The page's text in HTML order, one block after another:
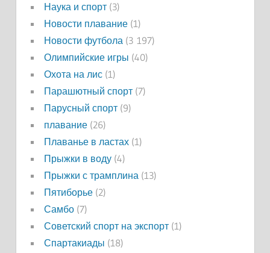
Наука и спорт(3)
Новости плавание(1)
Новости футбола(3 197)
Олимпийские игры (40)
Охота на лис(1)
Парашютный спорт(7)
Парусный спорт(9)
плавание(26)
Плаванье в ластах(1)
Прыжки в воду(4)
Прыжки с трамплина(13)
Пятиборье(2)
Самбо(7)
Советский спорт на экспорт(1)
Спартакиады (18)